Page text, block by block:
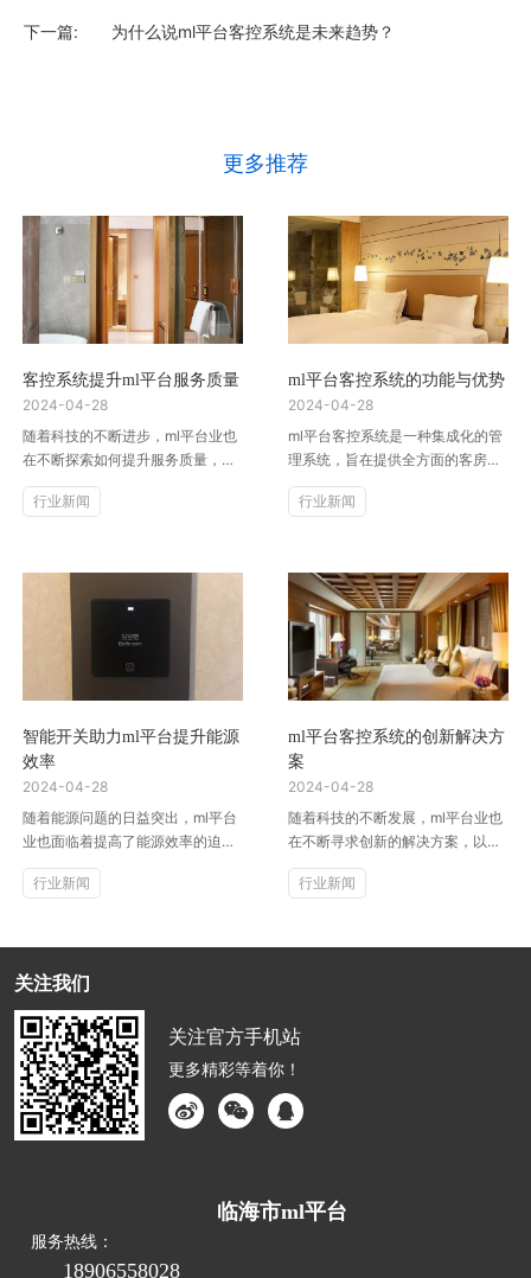
下一篇: 为什么说ml平台客控系统是未来趋势？
更多推荐
客控系统提升ml平台服务质量
2024-04-28
随着科技的不断进步，ml平台业也
在不断探索如何提升服务质量，满
足客户的需求。客控系统作为一种
新兴的技术工具，为ml平台业带...
行业新闻
ml平台客控系统的功能与优势
2024-04-28
ml平台客控系统是一种集成化的管
理系统，旨在提供全方面的客房管
理和服务优化。它通过智能化的技
术手段，为ml平台提供了许多的...
行业新闻
智能开关助力ml平台提升能源
效率
2024-04-28
随着能源问题的日益突出，ml平台
业也面临着提高了能源效率的迫切
需求。为了应对这一挑战，越来越
多的ml平台开始采用智能开关技...
行业新闻
ml平台客控系统的创新解决方
案
2024-04-28
随着科技的不断发展，ml平台业也
在不断寻求创新的解决方案，以提
升客户体验。在这个数字化时代，
ml平台客控系统成为了一种重要...
行业新闻
关注我们
关注官方手机站
更多精彩等着你！
临海市ml平台
服务热线：
18906558028